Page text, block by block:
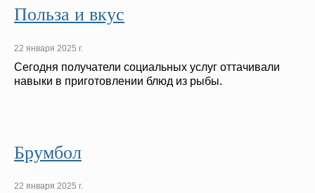
Польза и вкус
22 января 2025 г.
Сегодня получатели социальных услуг оттачивали
навыки в приготовлении блюд из рыбы.
Брумбол
22 января 2025 г.